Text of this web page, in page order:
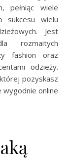
pełniąc wiele
sukcesu wielu
Jest
rozmaitych
fashion oraz
odzieży.
pozyskasz
wygodnie online